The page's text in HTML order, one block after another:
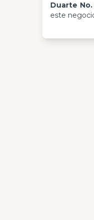
Duarte
este